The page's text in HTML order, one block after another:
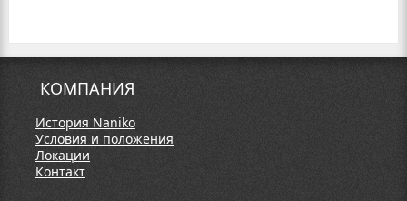
КОМПАНИЯ
История Naniko
Условия и положения
Локации
Контакт